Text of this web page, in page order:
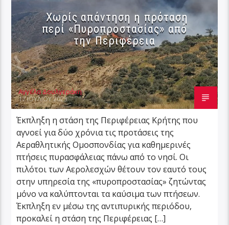
Χωρίς απάντηση η πρόταση
περί «Πυροπροστασίας» από
την Περιφέρεια
Αγγέλα Δουλγεράκη
17 ΙΟΥΛΊΟΥ 2023
Έκπληξη η στάση της Περιφέρειας Κρήτης που
αγνοεί για δύο χρόνια τις προτάσεις της
Αεραθλητικής Ομοσπονδίας για καθημερινές
πτήσεις πυρασφάλειας πάνω από το νησί. Οι
πιλότοι των Αερολεσχών θέτουν τον εαυτό τους
στην υπηρεσία της «πυροπροστασίας» ζητώντας
μόνο να καλύπτονται τα καύσιμα των πτήσεων.
Έκπληξη εν μέσω της αντιπυρικής περιόδου,
προκαλεί η στάση της Περιφέρειας […]